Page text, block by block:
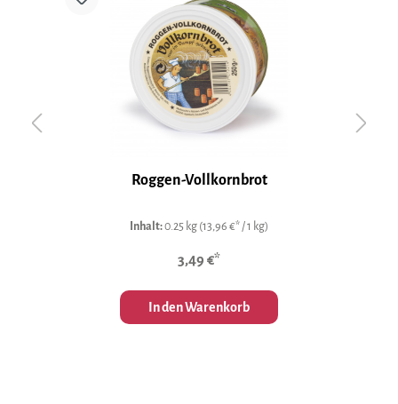
Roggen-Vollkornbrot
Inhalt:0.25 kg (13,96 €* / 1 kg)
3,49 €*
In den Warenkorb